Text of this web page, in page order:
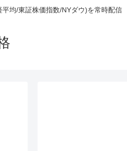
均/東証株価指数/NYダウ)を常時配信